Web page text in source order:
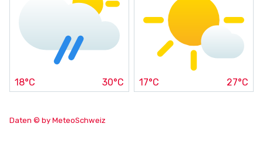
18°C 30°C 17°C 27°C
Daten © by MeteoSchweiz